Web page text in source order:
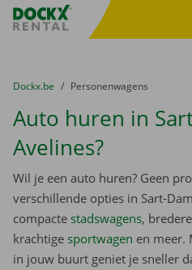
Fratello DEMO
U bevindt zich hier:
van
Dockx.be naar
Personenwagens
Auto huren in
Avelines?
Wil je een auto huren? Geen
verschillende opties in Sart-
compacte stadswagens, bredere
krachtige sportwagen en meer.
in jouw buurt geniet je sneller